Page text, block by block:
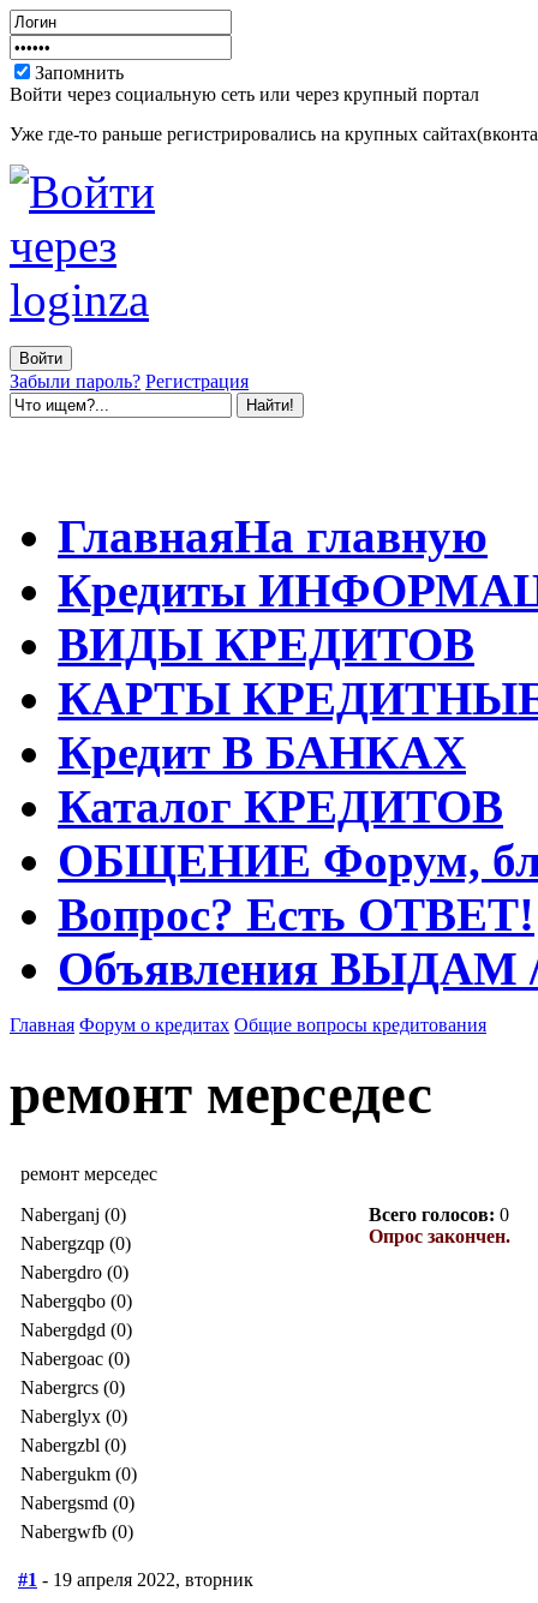
Запомнить
Войти через социальную сеть или через крупный портал
Уже где-то раньше регистрировались на крупных
Забыли пароль? Регистрация
ГлавнаяНа главную
Кредиты
ВИДЫ КРЕДИТОВ
КАРТЫ
Кредит В БАНКАХ
Каталог КРЕДИТОВ
ОБЩЕНИЕ Форум,
Вопрос? Есть ОТВЕТ!
Объявления ВЫДАМ
Главная Форум о кредитах Общие вопросы кредитования
ремонт мерседес
ремонт мерседес
Naberganj (0)
Nabergzqp (0)
Nabergdro (0)
Nabergqbo (0)
Nabergdgd (0)
Nabergoac (0)
Nabergrcs (0)
Naberglyx (0)
Nabergzbl (0)
Nabergukm (0)
Nabergsmd (0)
Nabergwfb (0)
Всего голосов: 0
Опрос закончен.
#1 - 19 апреля 2022, вторник